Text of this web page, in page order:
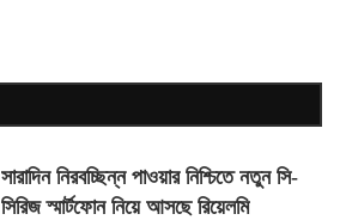
সারাদিন নিরবচ্ছিন্ন পাওয়ার নিশ্চিতে নতুন সি-
সিরিজ স্মার্টফোন নিয়ে আসছে রিয়েলমি